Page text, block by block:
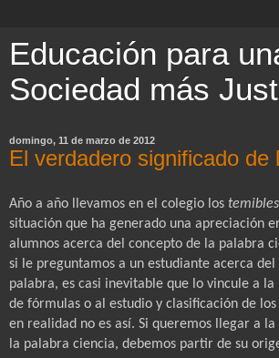
Educación para
Sociedad más
domingo, 11 de marzo de 2012
El verdadero significado de
Año a año llevamos en el colegio los temibles
situación que ha generado una apreciación
alumnos acerca del concepto de la palabra
si le preguntamos a un estudiante acerca del
palabra, es casi inevitable que lo vincule a
de fórmulas o al estudio y clasificación de los
en realidad no es así. Si queremos llegar a
la palabra ciencia, debemos partir de su